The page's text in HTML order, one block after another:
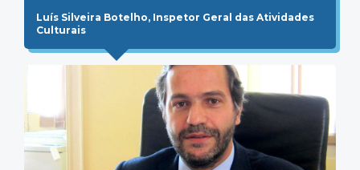
Luís Silveira Botelho, Inspetor Geral das Atividades
Culturais